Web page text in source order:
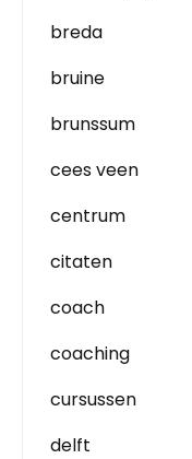
breda
bruine
brunssum
cees veen
centrum
citaten
coach
coaching
cursussen
delft